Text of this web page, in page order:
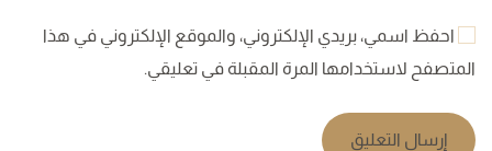
احفظ اسمي، بريدي الإلكتروني، والموقع الإلكتروني في هذا
المتصفح لاستخدامها المرة المقبلة في تعليقي.
إرسال التعليق